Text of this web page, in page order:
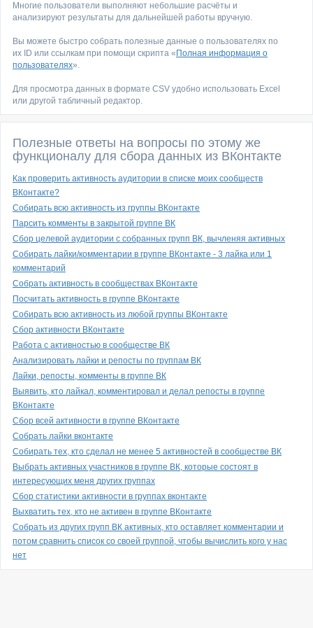
Многие пользователи выполняют небольшие расчёты и
анализируют результаты для дальнейшей работы вручную.
Вы можете быстро собрать полезные данные о пользователях по
их ID или ссылкам при помощи скрипта « Полная информация о
пользователях».
Для просмотра данных в формате CSV удобно использовать Excel
или другой табличный редактор.
Полезные ответы на вопросы по этому же
функционалу для сбора данных из ВКонтакте
Как проверить активность аудитории в списке моих сообществ
ВКонтакте?
Собирать всю активность из группы ВКонтакте
Парсить комменты в закрытой группе ВК
Сбор целевой аудитории с собранных групп ВК, вычленяя активных
Собирать лайки/комментарии в группе ВКонтакте - 3 лайка или 1
комментарий
Собрать активность в сообществах ВКонтакте
Посчитать активность в группе ВКонтакте
Собирать всю активность из любой группы ВКонтакте
Сбор активности ВКонтакте
Работа с активностью в сообществе ВК
Анализировать лайки и репосты по группам ВК
Лайки, репосты, комменты в группе ВК
Выявить, кто лайкал, комментировал и делал репосты в группе
ВКонтакте
Сбор всей активности в группе ВКонтакте
Собрать лайки вконтакте
Собирать тех, кто сделал не менее 5 активностей в сообществе ВК
Выбрать активных участников в группе ВК, которые состоят в
интересующих меня других группах
Сбор статистики активности в группах вконтакте
Выхватить тех, кто не активен в группе ВКонтакте
Собрать из других групп ВК активных, кто оставляет комментарии и
потом сравнить список со своей группой, чтобы вычислить кого у нас
нет